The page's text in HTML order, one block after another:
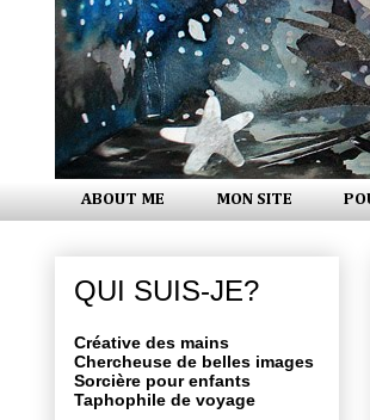
ABOUT ME MON SITE
QUI SUIS-JE?
Créative des mains
Chercheuse de belles images
Sorcière pour enfants
Taphophile de voyage